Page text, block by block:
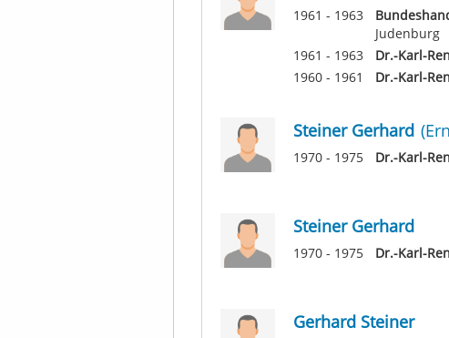
1961 - 1963
Judenburg
1961 - 1963
Dr.-Karl-
1960 - 1961
Dr.-Karl-
Steiner Gerhard
1970 - 1975 Dr.-Karl-
Steiner Gerhard
1970 - 1975 Dr.-Karl-
Gerhard Steiner